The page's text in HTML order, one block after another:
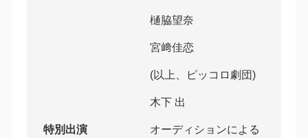
樋脇望奈
宮﨑佳恋
(以上、ピッコロ劇団)
木下 出
特別出演
オーディションによる